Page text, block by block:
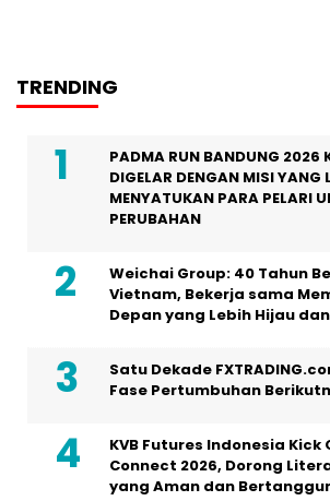
TRENDING
PADMA RUN BANDUNG 2026
DIGELAR DENGAN MISI YANG
MENYATUKAN PARA PELARI
PERUBAHAN
Weichai Group: 40 Tahun
Vietnam, Bekerja sama
Depan yang Lebih Hijau
Satu Dekade
Fase Pertumbuhan
KVB Futures Indonesia Kick
Connect 2026, Dorong
yang Aman dan